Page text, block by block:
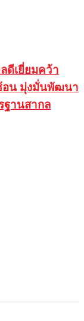
ดีเยี่ยมคว้า
อน มุ่งมั่นพัฒนา
ฐานสากล